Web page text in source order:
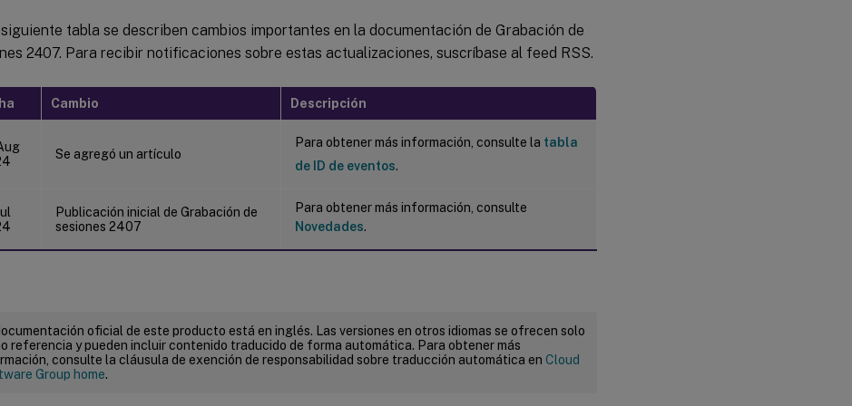
tabla se describen cambios importantes en la documentación de Grabación de
2407. Para recibir notificaciones sobre estas actualizaciones, suscríbase al feed RSS.
Cambio Descripción
Se agregó un artículo
Para obtener más información, consulte la tabla
de ID de eventos.
Publicación inicial de Grabación de
sesiones 2407
Para obtener más información, consulte
Novedades.
oficial de este producto está en inglés. Las versiones en otros idiomas se ofrecen solo
referencia y pueden incluir contenido traducido de forma automática. Para obtener más
consulte la cláusula de exención de responsabilidad sobre traducción automática en Cloud
Group home.